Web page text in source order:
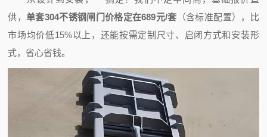
供，单套304不锈钢闸门价格定在689元/套 （含标准配置），比
市场均价低15%以上，还能按需定制尺寸、启闭方式和安装形
式，省心省钱。